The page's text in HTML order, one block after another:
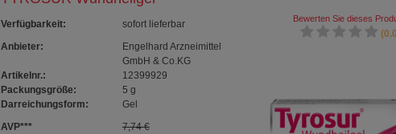
Verfügbarkeit:
sofort lieferbar
Anbieter:
Engelhard Arzneimittel
GmbH & Co.KG
Artikelnr.:
12399929
Packungsgröße:
5 g
Darreichungsform:
Gel
AVP***
7,74 €
Bewerten Sie dieses